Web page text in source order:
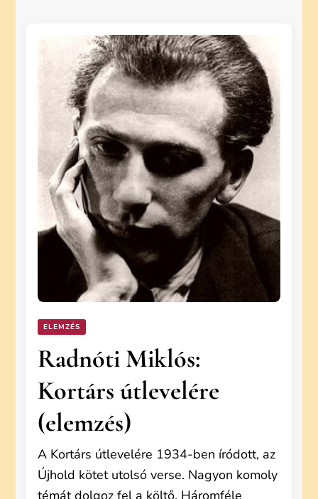
ELEMZÉS
Radnóti Miklós:
Kortárs útlevelére
(elemzés)
A Kortárs útlevelére 1934-ben íródott, az
Újhold kötet utolsó verse. Nagyon komoly